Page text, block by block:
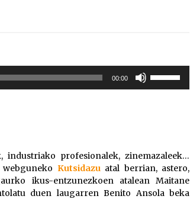
00:00
jaisteko.
industriako profesionalek, zinemazaleek…
Kutsidazuatal berrian, astero,
ikus-entzunezkoen atalean Maitane
duen laugarren Benito Ansola beka